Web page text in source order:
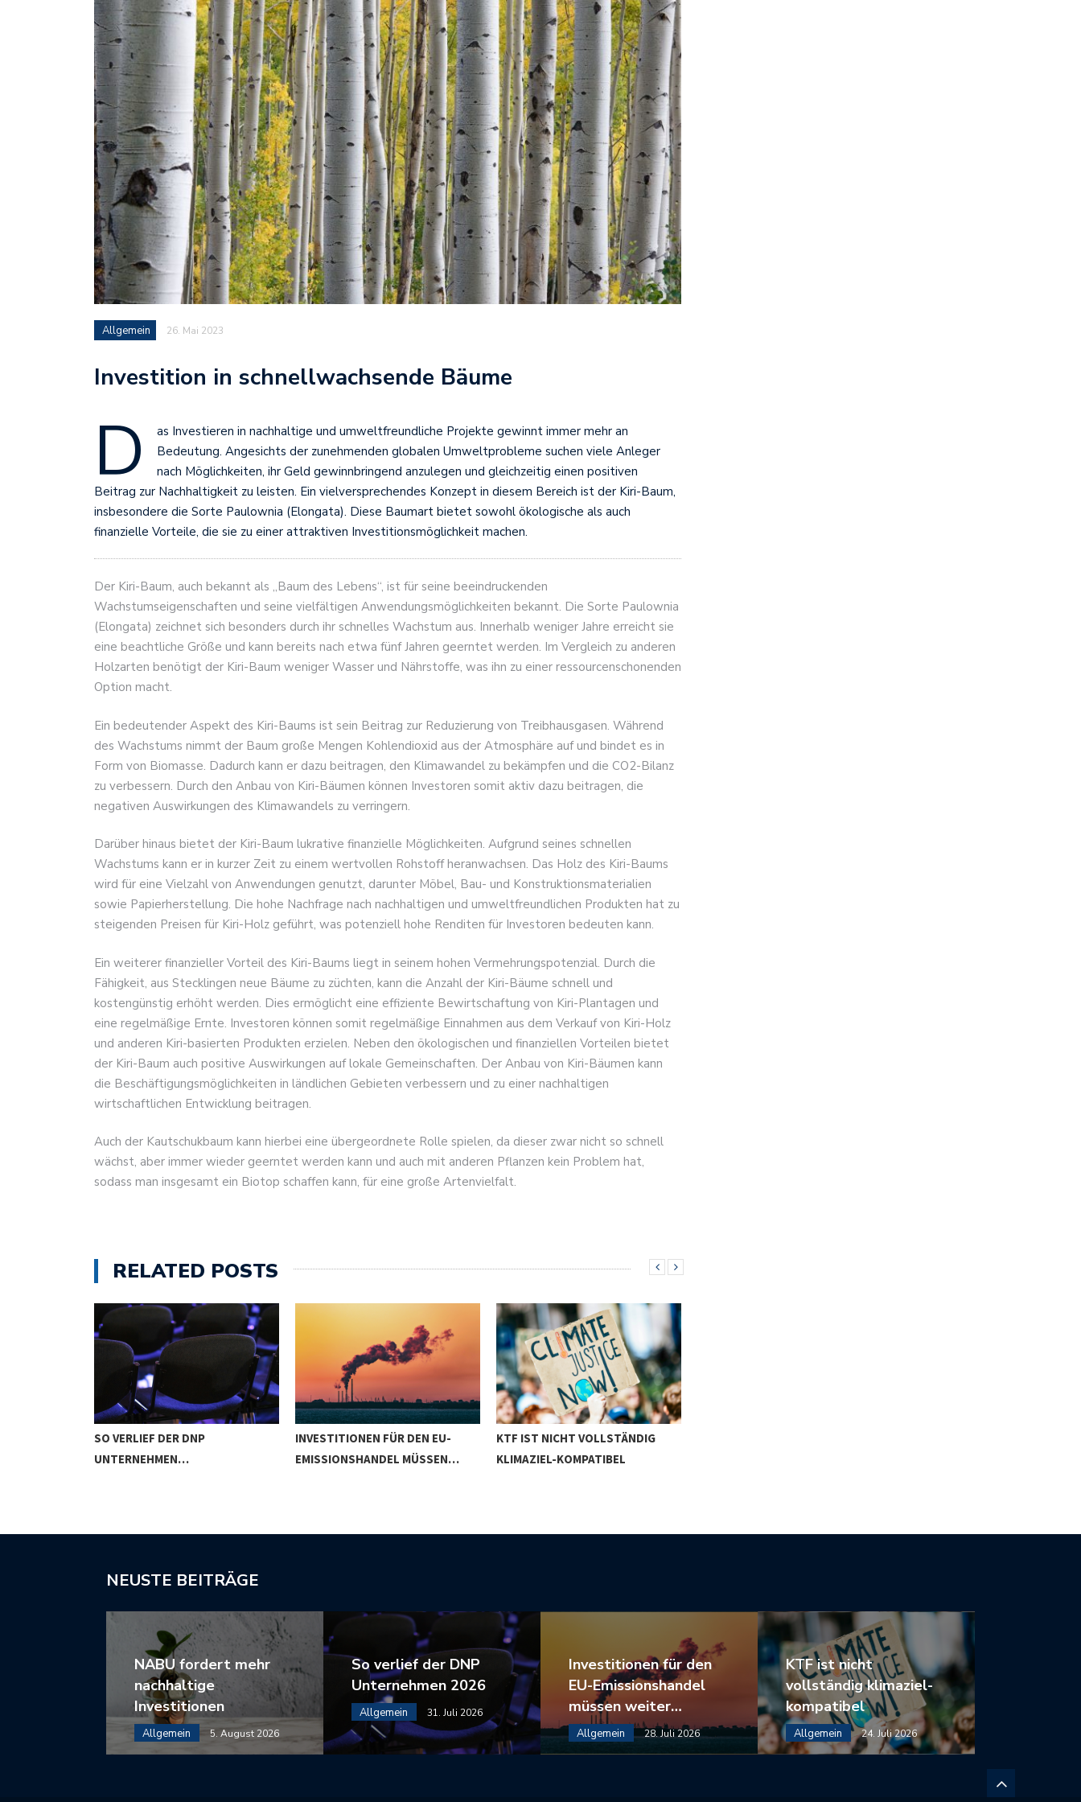
Allgemein 26. Mai 2023
Investition in schnellwachsende Bäume
D
as Investieren in nachhaltige und umweltfreundliche Projekte gewinnt immer mehr an
Bedeutung. Angesichts der zunehmenden globalen Umweltprobleme suchen viele Anleger
nach Möglichkeiten, ihr Geld gewinnbringend anzulegen und gleichzeitig einen positiven
Beitrag zur Nachhaltigkeit zu leisten. Ein vielversprechendes Konzept in diesem Bereich ist der Kiri-Baum,
insbesondere die Sorte Paulownia (Elongata). Diese Baumart bietet sowohl ökologische als auch
finanzielle Vorteile, die sie zu einer attraktiven Investitionsmöglichkeit machen.
Der Kiri-Baum, auch bekannt als „Baum des Lebens“, ist für seine beeindruckenden
Wachstumseigenschaften und seine vielfältigen Anwendungsmöglichkeiten bekannt. Die Sorte Paulownia
(Elongata) zeichnet sich besonders durch ihr schnelles Wachstum aus. Innerhalb weniger Jahre erreicht sie
eine beachtliche Größe und kann bereits nach etwa fünf Jahren geerntet werden. Im Vergleich zu anderen
Holzarten benötigt der Kiri-Baum weniger Wasser und Nährstoffe, was ihn zu einer ressourcenschonenden
Option macht.
Ein bedeutender Aspekt des Kiri-Baums ist sein Beitrag zur Reduzierung von Treibhausgasen. Während
des Wachstums nimmt der Baum große Mengen Kohlendioxid aus der Atmosphäre auf und bindet es in
Form von Biomasse. Dadurch kann er dazu beitragen, den Klimawandel zu bekämpfen und die CO2-Bilanz
zu verbessern. Durch den Anbau von Kiri-Bäumen können Investoren somit aktiv dazu beitragen, die
negativen Auswirkungen des Klimawandels zu verringern.
Darüber hinaus bietet der Kiri-Baum lukrative finanzielle Möglichkeiten. Aufgrund seines schnellen
Wachstums kann er in kurzer Zeit zu einem wertvollen Rohstoff heranwachsen. Das Holz des Kiri-Baums
wird für eine Vielzahl von Anwendungen genutzt, darunter Möbel, Bau- und Konstruktionsmaterialien
sowie Papierherstellung. Die hohe Nachfrage nach nachhaltigen und umweltfreundlichen Produkten hat zu
steigenden Preisen für Kiri-Holz geführt, was potenziell hohe Renditen für Investoren bedeuten kann.
Ein weiterer finanzieller Vorteil des Kiri-Baums liegt in seinem hohen Vermehrungspotenzial. Durch die
Fähigkeit, aus Stecklingen neue Bäume zu züchten, kann die Anzahl der Kiri-Bäume schnell und
kostengünstig erhöht werden. Dies ermöglicht eine effiziente Bewirtschaftung von Kiri-Plantagen und
eine regelmäßige Ernte. Investoren können somit regelmäßige Einnahmen aus dem Verkauf von Kiri-Holz
und anderen Kiri-basierten Produkten erzielen. Neben den ökologischen und finanziellen Vorteilen bietet
der Kiri-Baum auch positive Auswirkungen auf lokale Gemeinschaften. Der Anbau von Kiri-Bäumen kann
die Beschäftigungsmöglichkeiten in ländlichen Gebieten verbessern und zu einer nachhaltigen
wirtschaftlichen Entwicklung beitragen.
Auch der Kautschukbaum kann hierbei eine übergeordnete Rolle spielen, da dieser zwar nicht so schnell
wächst, aber immer wieder geerntet werden kann und auch mit anderen Pflanzen kein Problem hat,
sodass man insgesamt ein Biotop schaffen kann, für eine große Artenvielfalt.
RELATED POSTS
SO VERLIEF DER DNP
UNTERNEHMEN…
INVESTITIONEN FÜR DEN EU-
EMISSIONSHANDEL MÜSSEN…
KTF IST NICHT VOLLSTÄNDIG
KLIMAZIEL-KOMPATIBEL
NEUSTE BEITRÄGE
NABU fordert mehr
nachhaltige
Investitionen
Allgemein 5. August 2026
So verlief der DNP
Unternehmen 2026
Allgemein 31. Juli 2026
Investitionen für den
EU-Emissionshandel
müssen weiter…
Allgemein 28. Juli 2026
KTF ist nicht
vollständig klimaziel-
kompatibel
Allgemein 24. Juli 2026